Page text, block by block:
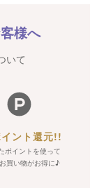
様へ
いて
ント還元!!
ポイントを使って
買い物がお得に♪